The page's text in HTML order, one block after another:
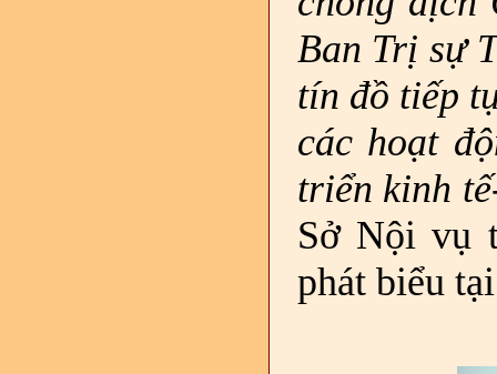
Ban Trị sự
tín đồ tiếp
các hoạt
triển kinh
Sở Nội vụ
phát biểu